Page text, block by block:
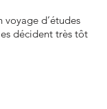
voyage d’études
décident très tôt